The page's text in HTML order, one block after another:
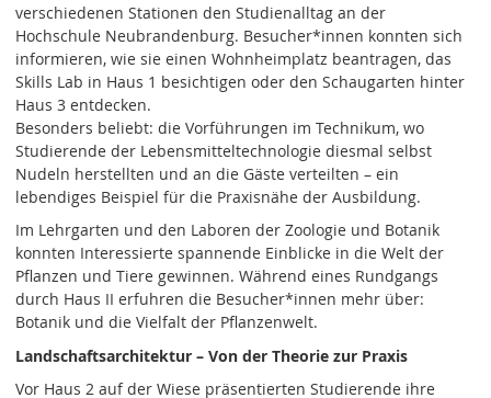
verschiedenen Stationen den Studienalltag an der
Hochschule Neubrandenburg. Besucher*innen konnten sich
informieren, wie sie einen Wohnheimplatz beantragen, das
Skills Lab in Haus 1 besichtigen oder den Schaugarten hinter
Haus 3 entdecken.
Besonders beliebt: die Vorführungen im Technikum, wo
Studierende der Lebensmitteltechnologie diesmal selbst
Nudeln herstellten und an die Gäste verteilten – ein
lebendiges Beispiel für die Praxisnähe der Ausbildung.
Im Lehrgarten und den Laboren der Zoologie und Botanik
konnten Interessierte spannende Einblicke in die Welt der
Pflanzen und Tiere gewinnen. Während eines Rundgangs
durch Haus II erfuhren die Besucher*innen mehr über:
Botanik und die Vielfalt der Pflanzenwelt.
Landschaftsarchitektur – Von der Theorie zur Praxis
Vor Haus 2 auf der Wiese präsentierten Studierende ihre